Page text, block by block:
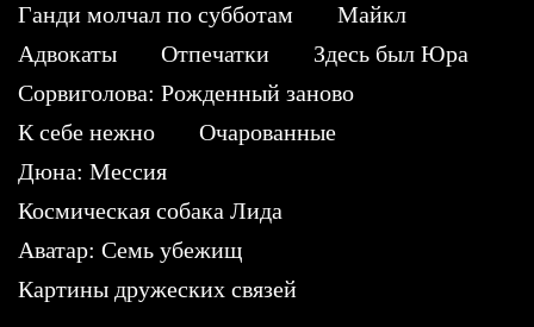
Ганди молчал по субботам
Майкл
Адвокаты
Отпечатки
Здесь был Юра
Сорвиголова: Рожденный заново
К себе нежно
Очарованные
Дюна: Мессия
Космическая собака Лида
Аватар: Семь убежищ
Картины дружеских связей